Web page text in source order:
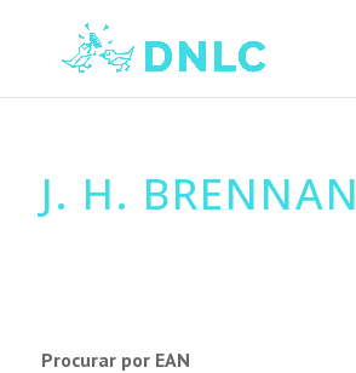
J. H. BRENNAN
Procurar por EAN